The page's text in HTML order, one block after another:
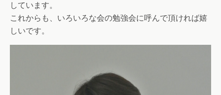
しています。
これからも、いろいろな会の勉強会に呼んで頂ければ嬉
しいです。